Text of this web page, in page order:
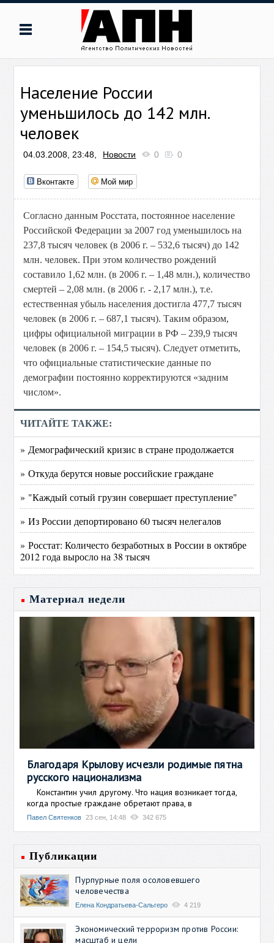
Население России
уменьшилось до 142 млн.
человек
04.03.2008, 23:48, Новости 0 0
Вконтакте Мой мир
Согласно данным Росстата, постоянное население
Российской Федерации за 2007 год уменьшилось на
237,8 тысяч человек (в 2006 г. – 532,6 тысяч) до 142
млн. человек. При этом количество рождений
составило 1,62 млн. (в 2006 г. – 1,48 млн.), количество
смертей – 2,08 млн. (в 2006 г. - 2,17 млн.), т.е.
естественная убыль населения достигла 477,7 тысяч
человек (в 2006 г. – 687,1 тысяч). Таким образом,
цифры официальной миграции в РФ – 239,9 тысяч
человек (в 2006 г. – 154,5 тысяч). Следует отметить,
что официальные статистические данные по
демографии постоянно корректируются «задним
числом».
ЧИТАЙТЕ ТАКЖЕ:
» Демографический кризис в стране продолжается
» Откуда берутся новые российские граждане
» "Каждый сотый грузин совершает преступление"
» Из России депортировано 60 тысяч нелегалов
» Росстат: Количесто безработных в России в октябре
2012 года выросло на 38 тысяч
Материал недели
Благодаря Крылову исчезли родимые пятна
русского национализма
Константин учил другому. Что нация возникает тогда,
когда простые граждане обретают права, в
Павел Святенков 23 сен, 14:48 342 675
Публикации
Пурпурные поля осоловевшего
человечества
Елена Кондратьева-Сальгеро 4 219
Экономический терроризм против России:
масштаб и цели